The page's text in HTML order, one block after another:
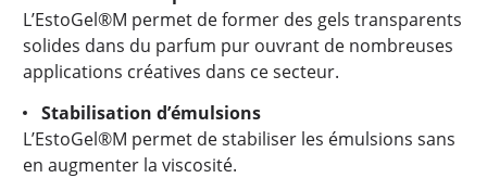
L’EstoGel®M permet de former des gels transparents
solides dans du parfum pur ouvrant de nombreuses
applications créatives dans ce secteur.
Stabilisation d’émulsions
L’EstoGel®M permet de stabiliser les émulsions sans
en augmenter la viscosité.